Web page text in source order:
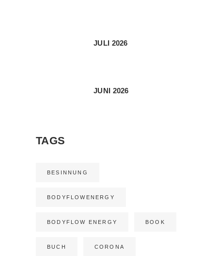
JULI 2026
JUNI 2026
TAGS
BESINNUNG
BODYFLOWENERGY
BODYFLOW ENERGY BOOK
BUCH CORONA